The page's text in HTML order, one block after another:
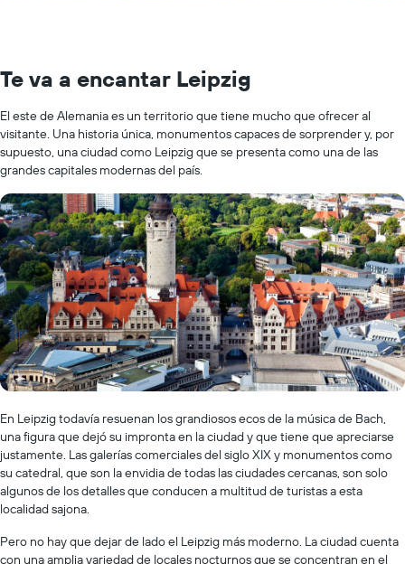
Te va a encantar Leipzig
El este de Alemania es un territorio que tiene mucho que ofrecer al
visitante. Una historia única, monumentos capaces de sorprender y, por
supuesto, una ciudad como Leipzig que se presenta como una de las
grandes capitales modernas del país.
En Leipzig todavía resuenan los grandiosos ecos de la música de Bach,
una figura que dejó su impronta en la ciudad y que tiene que apreciarse
justamente. Las galerías comerciales del siglo XIX y monumentos como
su catedral, que son la envidia de todas las ciudades cercanas, son solo
algunos de los detalles que conducen a multitud de turistas a esta
localidad sajona.
Pero no hay que dejar de lado el Leipzig más moderno. La ciudad cuenta
con una amplia variedad de locales nocturnos que se concentran en el